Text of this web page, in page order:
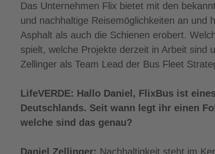
Das Unternehmen Flix bietet mit den
und nachhaltige Reisemöglichkeiten an und
Asphalt als auch die Schienen erobert.
spielt, welche Projekte derzeit in Arbeit sind
Zellinger als Team Lead der Bus Fleet
LifeVERDE: Hallo Daniel, FlixBus ist
Deutschlands. Seit wann legt ihr einen
welche sind das genau?
Daniel Zellinger: Nachhaltigkeit steht im